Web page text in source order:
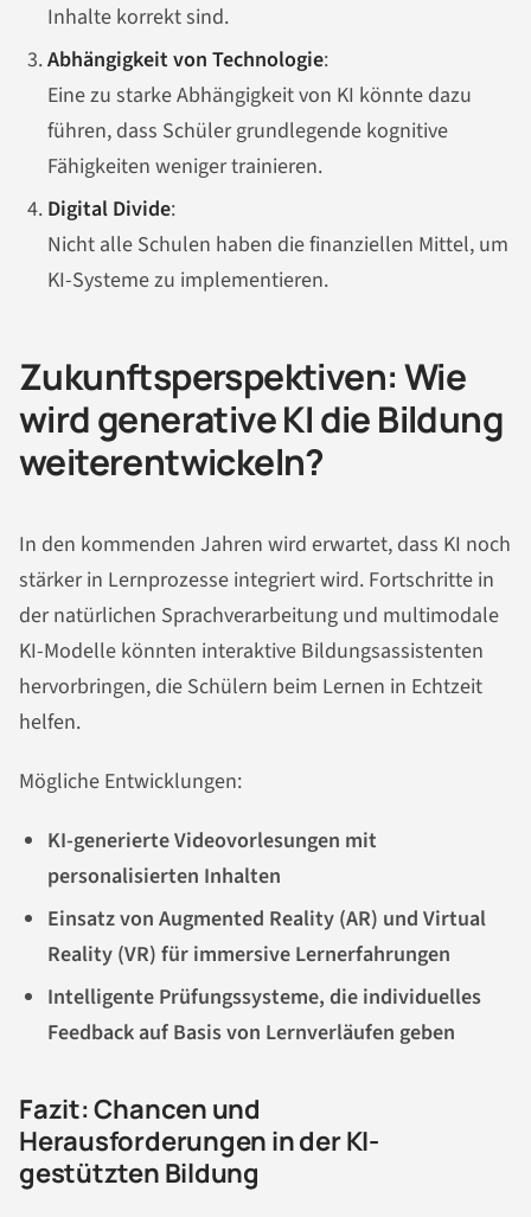
Inhalte korrekt sind.
Abhängigkeit von Technologie:
Eine zu starke Abhängigkeit von KI könnte dazu
führen, dass Schüler grundlegende kognitive
Fähigkeiten weniger trainieren.
Digital Divide:
Nicht alle Schulen haben die finanziellen Mittel, um
KI-Systeme zu implementieren.
Zukunftsperspektiven: Wie
wird generative KI die Bildung
weiterentwickeln?
In den kommenden Jahren wird erwartet, dass KI noch
stärker in Lernprozesse integriert wird. Fortschritte in
der natürlichen Sprachverarbeitung und multimodale
KI-Modelle könnten interaktive Bildungsassistenten
hervorbringen, die Schülern beim Lernen in Echtzeit
helfen.
Mögliche Entwicklungen:
KI-generierte Videovorlesungen mit
personalisierten Inhalten
Einsatz von Augmented Reality (AR) und Virtual
Reality (VR) für immersive Lernerfahrungen
Intelligente Prüfungssysteme, die individuelles
Feedback auf Basis von Lernverläufen geben
Fazit: Chancen und
Herausforderungen in der KI-
gestützten Bildung